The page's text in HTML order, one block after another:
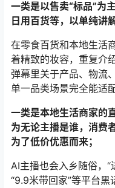
一类是以售卖“标品”为
日用百货等，以单纯讲
在零食百货和本地生活
着精致的妆容，重复介
弹幕里关于产品、物流
单一品类场景完全能适配
一类是本地生活商家的
为无论主播是谁，消费
为了低价优惠而来；
AI主播也会入乡随俗，“
“9.9米带回家”等平台